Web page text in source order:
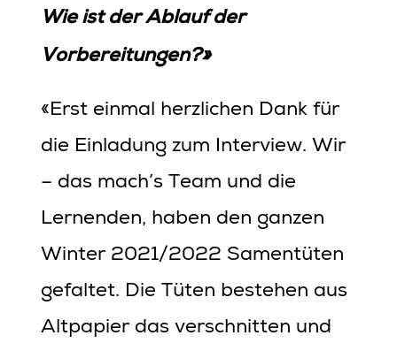
Wie ist der Ablauf der
Vorbereitungen?»
«Erst einmal herzlichen Dank für
die Einladung zum Interview. Wir
– das mach’s Team und die
Lernenden, haben den ganzen
Winter 2021/2022 Samentüten
gefaltet. Die Tüten bestehen aus
Altpapier das verschnitten und